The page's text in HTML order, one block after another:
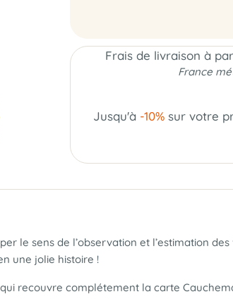
Frais de livraison à
France
Jusqu'à -10%sur votre
le sens de l’observation et l’estimation
une jolie histoire !
recouvre complétement la carte